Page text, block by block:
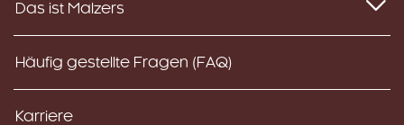
Das ist Malzers
Häufig gestellte Fragen (FAQ)
Karriere